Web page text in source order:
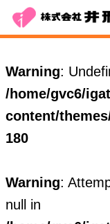
Warning:
/home/gvc6/
content/
180
Warning:
null in